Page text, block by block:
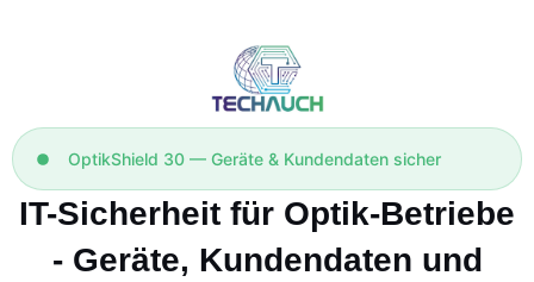
OptikShield 30 — Geräte & Kundendaten sicher
IT-Sicherheit für Optik-Betriebe
- Geräte, Kundendaten und